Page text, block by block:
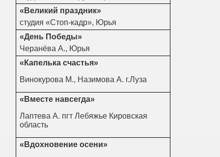
«Великий праздник»
студия «Стоп-кадр», Юрья
«День Победы»
Черанёва А., Юрья
«Капелька счастья»
Винокурова М., Назимова А. г.Луза
«Вместе навсегда»
Лаптева А. пгт Лебяжье Кировская
область
«Вдохновение осени»